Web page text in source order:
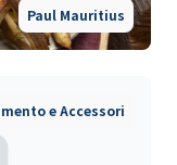
Paul Mauritius
e Accessori